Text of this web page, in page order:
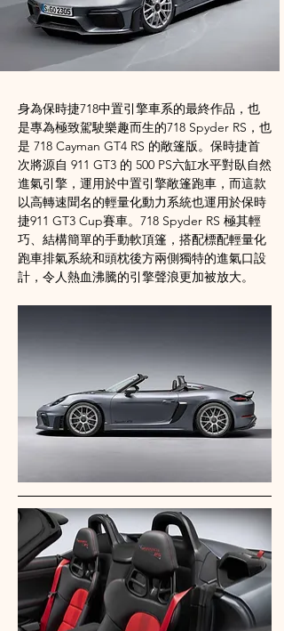
身為保時捷718中置引擎車系的最終作品，也
是專為極致駕駛樂趣而生的718 Spyder RS ，也
是 718 Cayman GT4 RS 的敞篷版。保時捷首
次將源自 911 GT3 的 500 PS六缸水平對臥自然
進氣引擎，運用於中置引擎敞篷跑車，而這款
以高轉速聞名的輕量化動力系統也運用於保時
捷911 GT3 Cup賽車。 718 Spyder RS 極其輕
巧、結構簡單的手動軟頂篷，搭配標配輕量化
跑車排氣系統和頭枕後方兩側獨特的進氣口設
計，令人熱血沸騰的引擎聲浪更加被放大。